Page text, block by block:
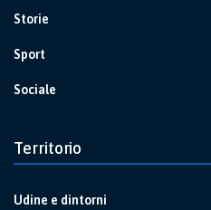
Storie
Sport
Sociale
Territorio
Udine e dintorni